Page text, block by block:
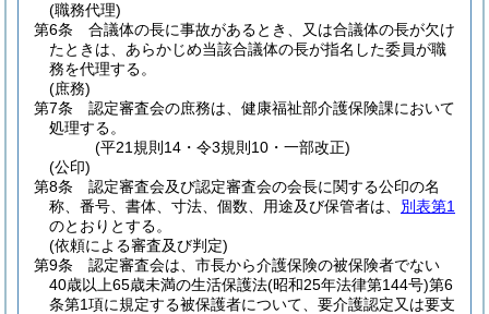
(職務代理)
第6条
合議体の長に事故があるとき、又は合議体の長が欠け
たときは、あらかじめ当該合議体の長が指名した委員が職
務を代理する。
(庶務)
第7条
認定審査会の庶務は、健康福祉部介護保険課において
処理する。
(平21規則14・令3規則10・一部改正)
(公印)
第8条
認定審査会及び認定審査会の会長に関する公印の名
称、番号、書体、寸法、個数、用途及び保管者は、 別表第1
のとおりとする。
(依頼による審査及び判定)
第9条
認定審査会は、市長から介護保険の被保険者でない
40歳以上65歳未満の生活保護法(昭和25年法律第144号)第6
条第1項に規定する被保護者について、要介護認定又は要支